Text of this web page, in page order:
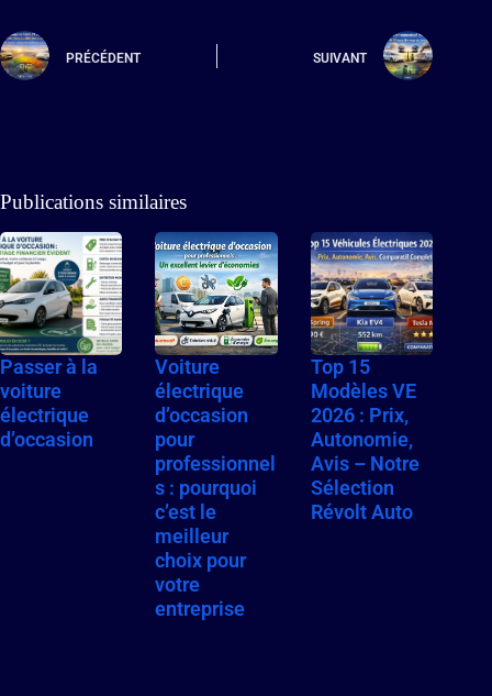
PRÉCÉDENT SUIVANT
Publications similaires
Passer à la
voiture
électrique
d’occasion
Voiture
électrique
d’occasion
pour
professionnel
s : pourquoi
c’est le
meilleur
choix pour
votre
entreprise
Top 15
Modèles VE
2026 : Prix,
Autonomie,
Avis – Notre
Sélection
Révolt Auto